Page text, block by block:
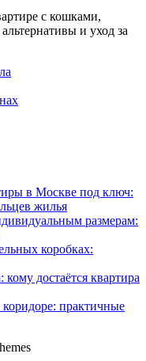
с кошками,
и уход за
в Москве под ключ:
жилья
размерам:
коробках:
достаётся квартира
практичные